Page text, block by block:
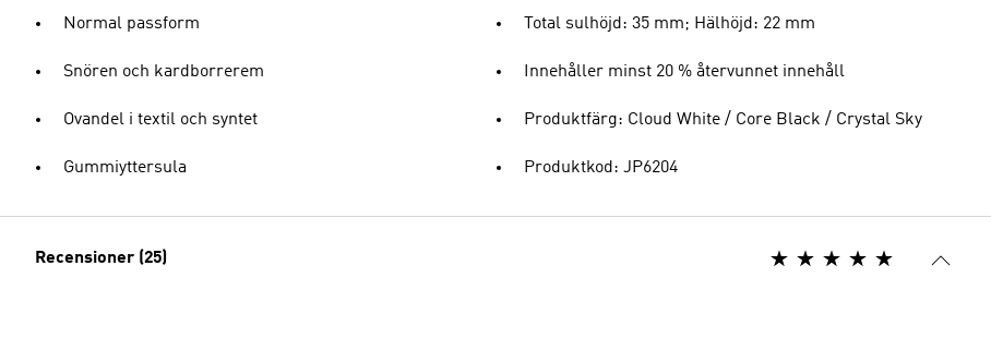
Normal passform
Snören och kardborrerem
Ovandel i textil och syntet
Gummiyttersula
Total sulhöjd: 35 mm; Hälhöjd: 22 mm
Innehåller minst 20 % återvunnet innehåll
Produktfärg: Cloud White / Core Black / Crystal Sky
Produktkod: JP6204
Recensioner (25)